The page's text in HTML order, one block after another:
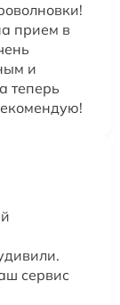
прием в
и
теперь
сервис